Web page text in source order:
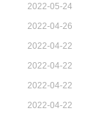
2022-05-24
2022-04-26
2022-04-22
2022-04-22
2022-04-22
2022-04-22